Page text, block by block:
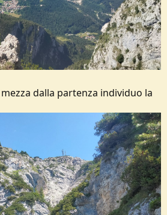
dalla partenza individuo la